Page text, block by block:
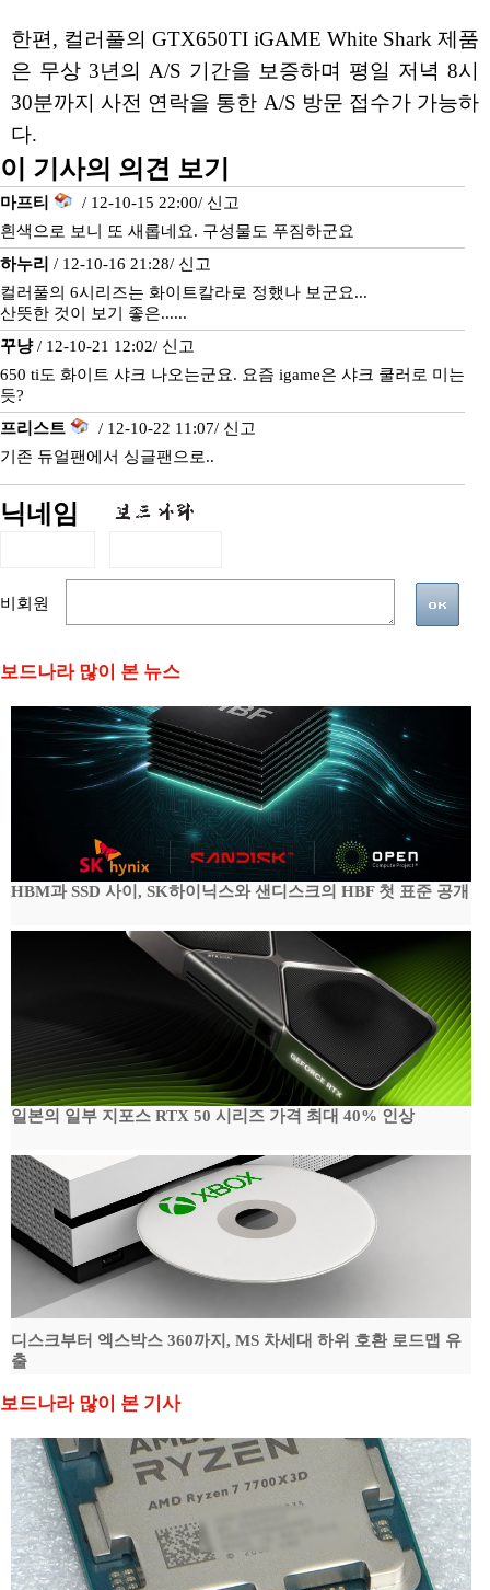
한편, 컬러풀의 GTX650TI iGAME White Shark 제품
은 무상 3년의 A/S 기간을 보증하며 평일 저녁 8시
30분까지 사전 연락을 통한 A/S 방문 접수가 가능하
다.
이 기사의 의견 보기
마프티 / 12-10-15 22:00/ 신고
흰색으로 보니 또 새롭네요. 구성물도 푸짐하군요
하누리 / 12-10-16 21:28/ 신고
컬러풀의 6시리즈는 화이트칼라로 정했나 보군요...
산뜻한 것이 보기 좋은......
꾸냥/ 12-10-21 12:02/ 신고
650 ti도 화이트 샤크 나오는군요. 요즘 igame은 샤크 쿨러로 미는
듯?
프리스트
/ 12-10-22 11:07/ 신고
기존 듀얼팬에서 싱글팬으로..
닉네임
비회원
보드나라 많이 본 뉴스
HBM과 SSD 사이, SK하이닉스와 샌디스크의 HBF 첫 표준 공개
일본의 일부 지포스 RTX 50 시리즈 가격 최대 40% 인상
디스크부터 엑스박스 360까지, MS 차세대 하위 호환 로드맵 유
출
보드나라 많이 본 기사